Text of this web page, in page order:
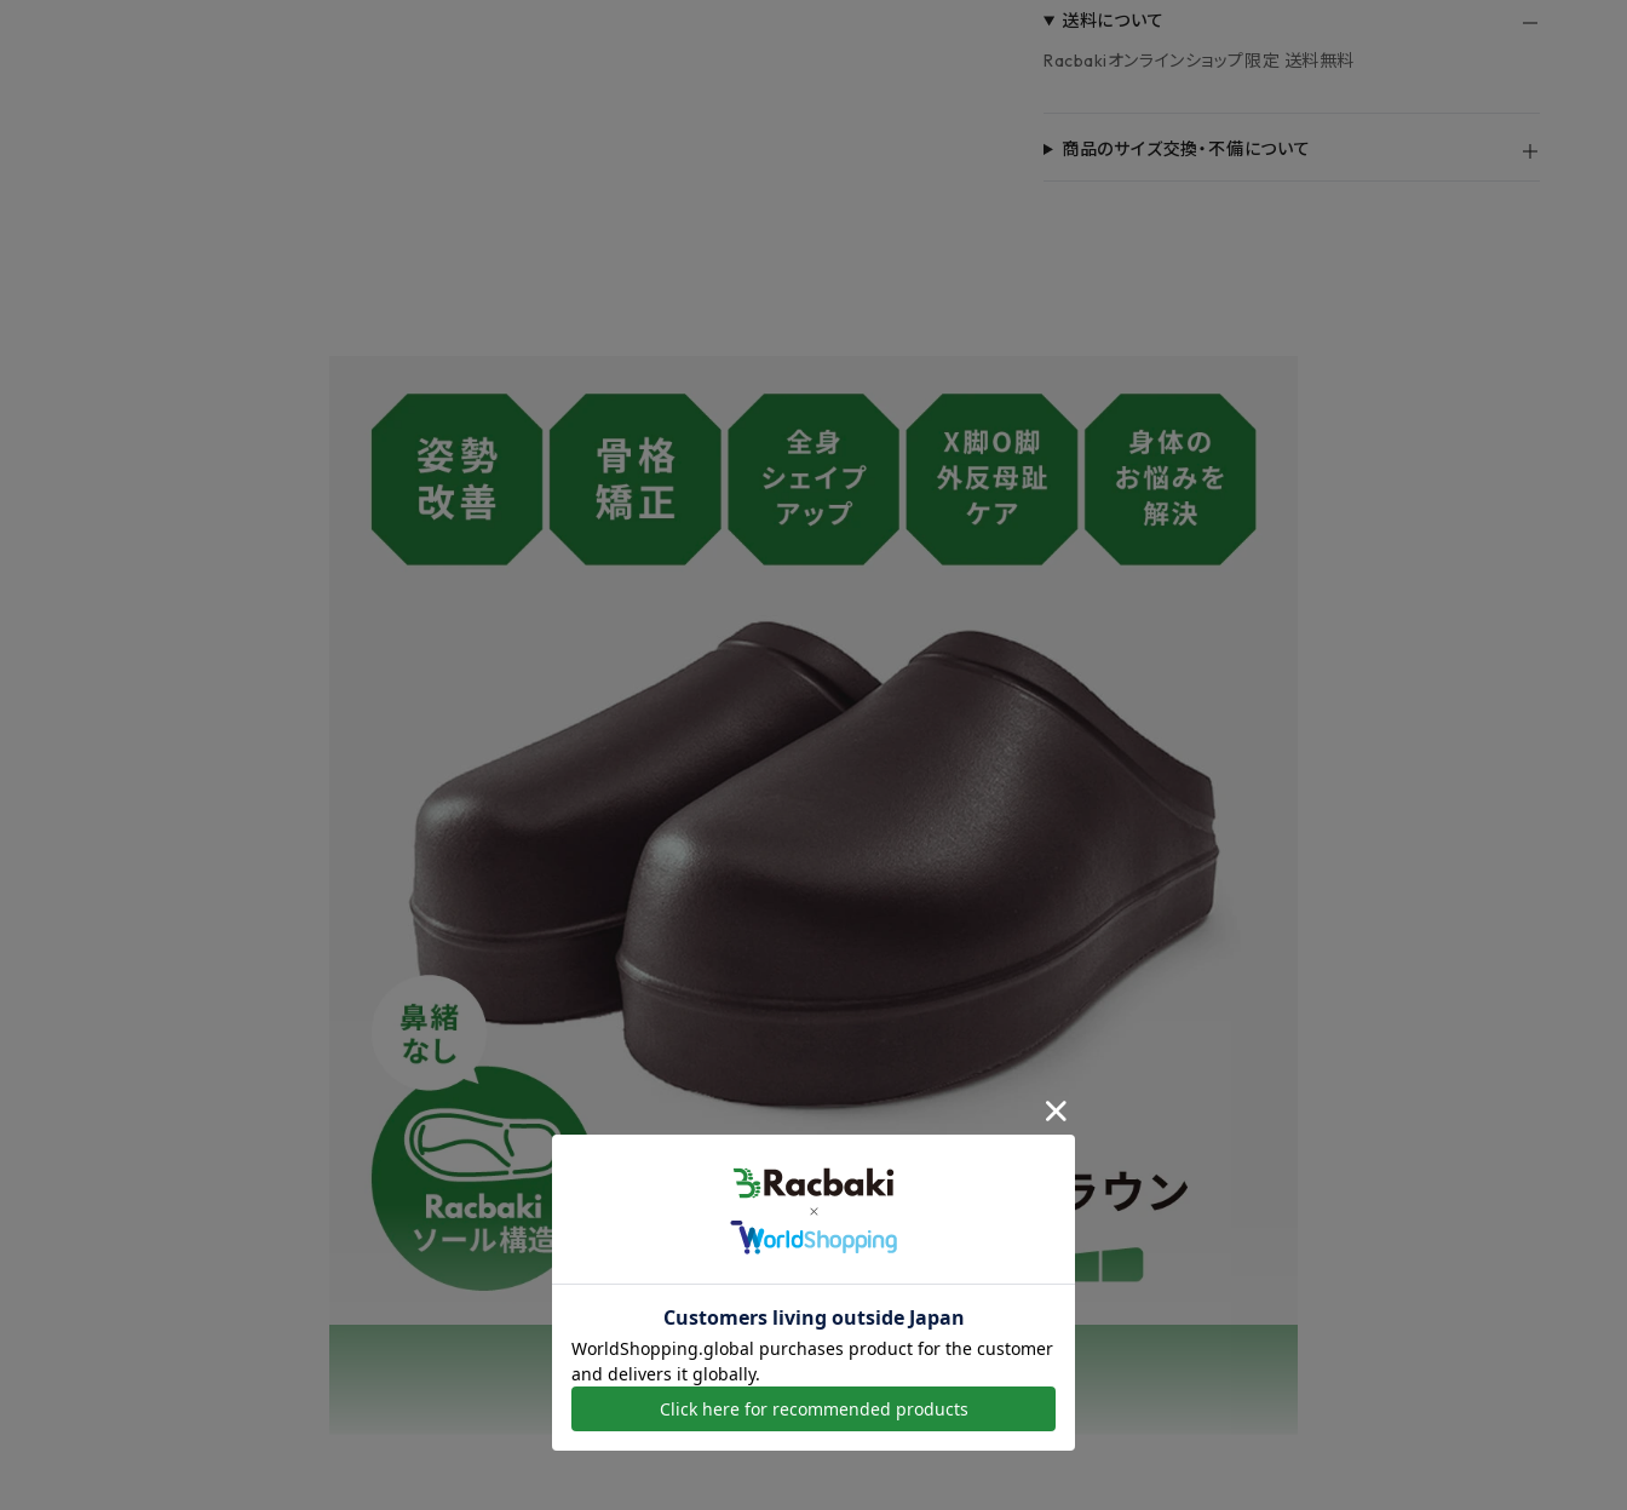
送料について
Racbakiオンラインショップ限定 送料無料
商品のサイズ交換・不備について
もっと見る